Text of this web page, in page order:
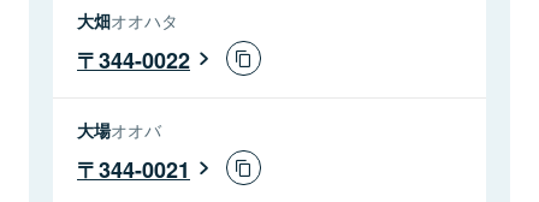
大畑オオハタ
344-0022
大場オオバ
344-0021